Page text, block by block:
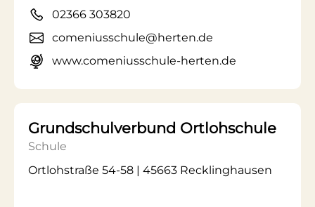
02366 303820
comeniusschule@herten.de
www.comeniusschule-herten.de
Grundschulverbund Ortlohschule
Schule
Ortlohstraße 54-58 | 45663 Recklinghausen